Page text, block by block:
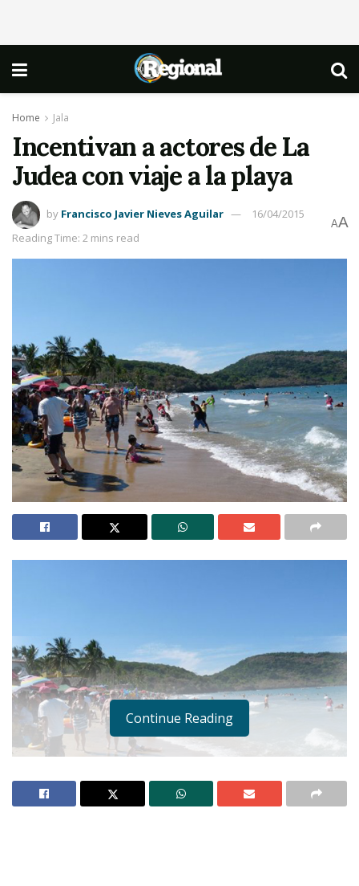
Home Jala
Incentivan a actores de La
Judea con viaje a la playa
by Francisco Javier Nieves Aguilar
16/04/2015
Reading Time: 2 mins read
AA
Continue Reading